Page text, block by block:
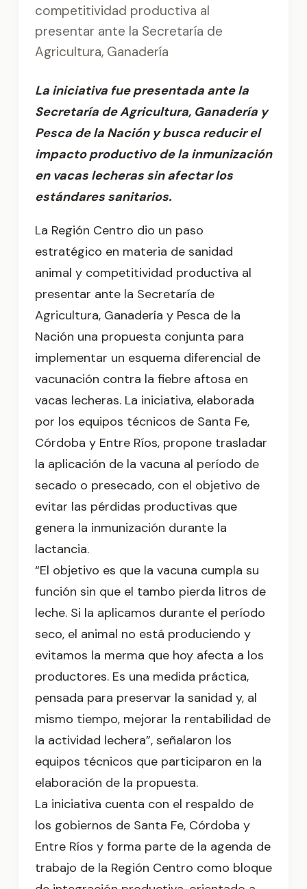
competitividad productiva al
presentar ante la Secretaría de
Agricultura, Ganadería
La iniciativa fue presentada ante la
Secretaría de Agricultura, Ganadería y
Pesca de la Nación y busca reducir el
impacto productivo de la inmunización
en vacas lecheras sin afectar los
estándares sanitarios.
La Región Centro dio un paso
estratégico en materia de sanidad
animal y competitividad productiva al
presentar ante la Secretaría de
Agricultura, Ganadería y Pesca de la
Nación una propuesta conjunta para
implementar un esquema diferencial de
vacunación contra la fiebre aftosa en
vacas lecheras. La iniciativa, elaborada
por los equipos técnicos de Santa Fe,
Córdoba y Entre Ríos, propone trasladar
la aplicación de la vacuna al período de
secado o presecado, con el objetivo de
evitar las pérdidas productivas que
genera la inmunización durante la
lactancia.
“El objetivo es que la vacuna cumpla su
función sin que el tambo pierda litros de
leche. Si la aplicamos durante el período
seco, el animal no está produciendo y
evitamos la merma que hoy afecta a los
productores. Es una medida práctica,
pensada para preservar la sanidad y, al
mismo tiempo, mejorar la rentabilidad de
la actividad lechera”, señalaron los
equipos técnicos que participaron en la
elaboración de la propuesta.
La iniciativa cuenta con el respaldo de
los gobiernos de Santa Fe, Córdoba y
Entre Ríos y forma parte de la agenda de
trabajo de la Región Centro como bloque